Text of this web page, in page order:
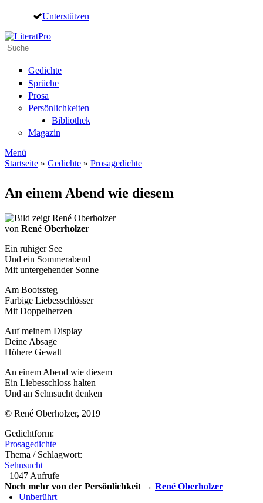
Direkt zum Inhalt
Unterstützen
Suche
Gedichte
Sprüche
Prosa
Persönlichkeiten
Bibliothek
Magazin
Menü
Startseite » Gedichte » Prosagedichte
An einem Abend wie diesem
von René Oberholzer
Ein ruhiger See
Und ein Sommerabend
Mit untergehender Sonne
Am Bootssteg
Farbige Liebesschlösser
Mit Doppelherzen
Auf meinem Display
Deine Absage
Höhere Gewalt
An einem Abend wie diesem
Ein Liebesschloss halten
Und an Sehnsucht denken
© René Oberholzer, 2019
Gedichtform:
Prosagedichte
Thema / Schlagwort:
Sehnsucht
1047 Aufrufe
Noch mehr von der Persönlichkeit → René Oberholzer
Unberührt